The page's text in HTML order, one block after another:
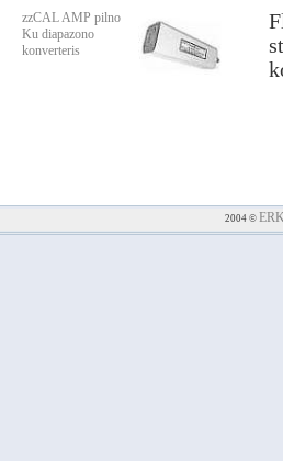
zzCAL AMP pilno
Ku diapazono
konverteris
2004 ©